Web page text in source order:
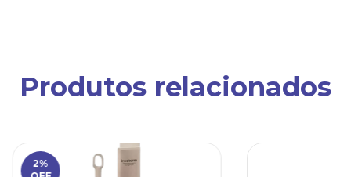
Produtos relacionados
2%